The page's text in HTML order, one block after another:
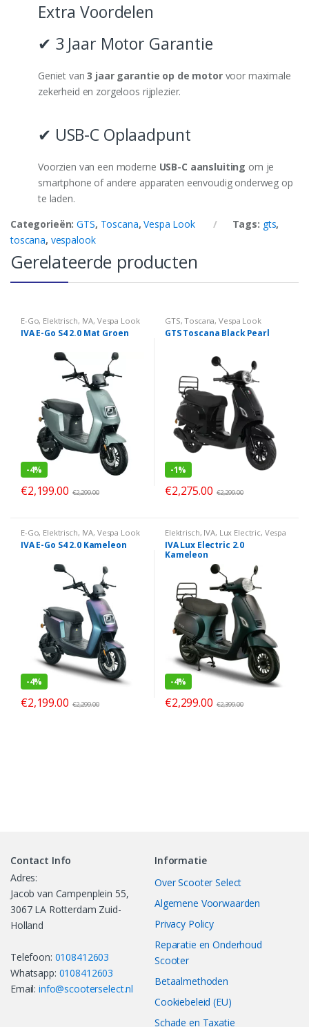
Extra Voordelen
✔ 3 Jaar Motor Garantie
Geniet van3 jaar garantie op de motorvoor maximale
zekerheid en zorgeloos rijplezier.
✔ USB-C Oplaadpunt
Voorzien van een moderne USB-C aansluiting om je
smartphone of andere apparaten eenvoudig onderweg op
te laden.
Categorieën:GTS, Toscana,Vespa Look Tags: gts,
toscana, vespalook
Gerelateerde producten
E-Go, Elektrisch, IVA, Vespa Look
IVA E-Go S4 2.0 Mat Groen
-4%
€2,199.00 €2,299.00
GTS,Toscana,Vespa Look
GTS Toscana Black Pearl
-1%
€2,275.00 €2,299.00
E-Go, Elektrisch, IVA, Vespa Look
IVA E-Go S4 2.0 Kameleon
-4%
€2,199.00 €2,299.00
Elektrisch, IVA, Lux Electric, Vespa
Look
IVA Lux Electric 2.0
Kameleon
-4%
€2,299.00 €2,399.00
Contact Info
Adres:
Jacob van Campenplein 55,
3067 LA Rotterdam Zuid-
Holland
Telefoon: 0108412603
Whatsapp: 0108412603
Email:info@scooterselect.nl
Informatie
Over Scooter Select
Algemene Voorwaarden
Privacy Policy
Reparatie en Onderhoud
Scooter
Betaalmethoden
Cookiebeleid (EU)
Schade en Taxatie